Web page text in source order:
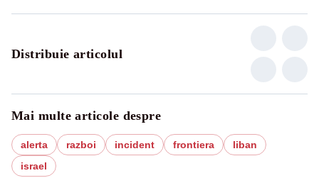
Distribuie articolul
Mai multe articole despre
alerta razboi incident frontiera
liban
israel